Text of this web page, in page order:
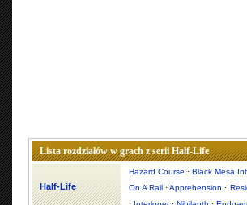
Lista rozdziałów w grach z serii Half-Life
Half-Life
Hazard Course ·Black Mesa
On A Rail ·Apprehension ·